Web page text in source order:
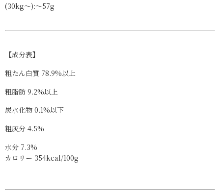
(30kg～):～57g
【成分表】
粗たん白質 78.9%以上
粗脂肪 9.2%以上
炭水化物 0.1%以下
粗灰分 4.5%
水分 7.3%
カロリー 354kcal/100g